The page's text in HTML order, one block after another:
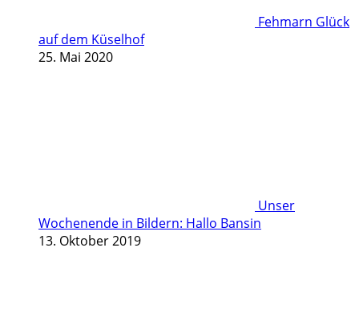
Fehmarn Glück
auf dem Küselhof
25. Mai 2020
Unser
Wochenende in Bildern: Hallo Bansin
13. Oktober 2019